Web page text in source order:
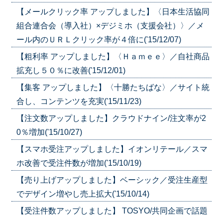
【メールクリック率 アップしました】〈日本生活協同
組合連合会（導入社）×デジミホ（支援会社）〉／メ
ール内のＵＲＬクリック率が４倍に('15/12/07)
【粗利率 アップしました】〈Ｈａｍｅｅ〉／自社商品
拡充し５０％に改善('15/12/01)
【集客 アップしました】〈十勝たちばな〉／サイト統
合し、コンテンツを充実('15/11/23)
【注文数アップしました】クラウドナイン/注文率が2
0％増加('15/10/27)
【スマホ受注アップしました】イオンリテール／スマ
ホ改善で受注件数が増加('15/10/19)
【売り上げアップしました】ベーシック／受注生産型
でデザイン増やし売上拡大('15/10/14)
【受注件数アップしました】 TOSYO/共同企画で話題